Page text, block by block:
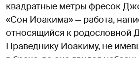
квадратные метры фресок
«Сон Иоакима» — работа,
относящийся к родословной
Праведнику Иоакиму, не